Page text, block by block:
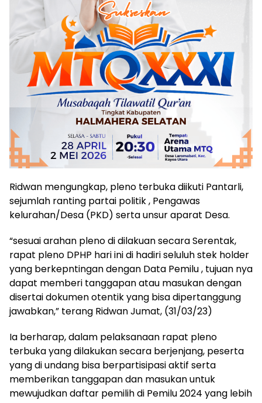
Ridwan mengungkap, pleno terbuka diikuti Pantarli,
sejumlah ranting partai politik , Pengawas
kelurahan/Desa (PKD) serta unsur aparat Desa.
“sesuai arahan pleno di dilakuan secara Serentak,
rapat pleno DPHP hari ini di hadiri seluluh stek holder
yang berkepntingan dengan Data Pemilu , tujuan nya
dapat memberi tanggapan atau masukan dengan
disertai dokumen otentik yang bisa dipertanggung
jawabkan,” terang Ridwan Jumat, (31/03/23)
Ia berharap, dalam pelaksanaan rapat pleno
terbuka yang dilakukan secara berjenjang, peserta
yang di undang bisa berpartisipasi aktif serta
memberikan tanggapan dan masukan untuk
mewujudkan daftar pemilih di Pemilu 2024 yang lebih